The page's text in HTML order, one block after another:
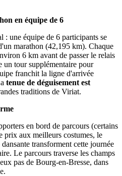
en équipe de 6
une équipe de 6 participants se
marathon (42,195 km). Chaque
6 km avant de passer le relais
un tour supplémentaire pour
franchit la ligne d'arrivée
tenue de déguisement est
traditions de Viriat.
en bord de parcours (certains
prix aux meilleurs costumes, le
transforment cette journée
Le parcours traverse les champs
pas de Bourg-en-Bresse, dans